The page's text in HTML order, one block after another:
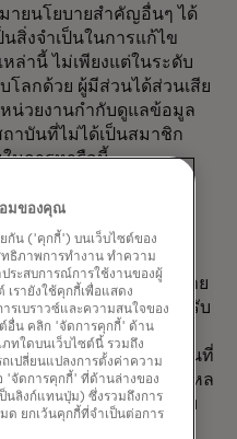
ายนโยบายสำคัญอื่นๆ ได้
นสิ่งจำเป็นในการแก้ไข
ล่านี้ ไม่เพียงแต่ในระดับ
โลกด้วย ผู้มีส่วนได้ส่วนเสีย
น่วยงานกำกับดูแลข้อมูล
าบันที่ไม่ได้เป็นสมาชิก
ในการหารือนี้
ผนงานได้กำหนดเป้าหมาย
และความโปร่งใส สำหรับ
และการโอนเงิน การ
สะท้อนถึงกรณีการใช้งานที่
ลาดท้องถิ่นสำหรับการไหล
สมอไป เนื่องจากธุรกรรม
หมวดหมู่ที่กำหนดโดย
อมของคุณ
กัน ('คุกกี้') บนเว็บไซต์ของ
ทธิภาพการทำงาน ทำความ
ระสบการณ์การใช้งานของผู้
เรายังใช้คุกกี้เพื่อแสดง
รเบราวซ์และความสนใจของ
ต์อื่น คลิก 'จัดการคุกกี้' ด้าน
ภทใดบนเว็บไซต์นี้ รวมถึง
เปลี่ยนแปลงการตั้งค่าความ
'จัดการคุกกี้' ที่ด้านล่างของ
นลิงก์แทนปุ่ม) ซึ่งรวมถึงการ
ด ยกเว้นคุกกี้ที่จำเป็นต่อการ